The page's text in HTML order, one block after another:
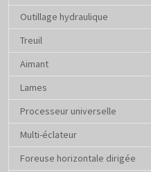
Outillage hydraulique
Treuil
Aimant
Lames
Processeur universelle
Multi-éclateur
Foreuse horizontale dirigée